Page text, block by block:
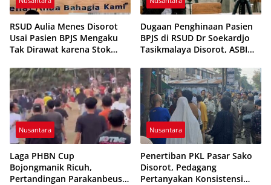
RSUD Aulia Menes Disorot
Usai Pasien BPJS Mengaku
Tak Dirawat karena Stok
Dugaan Penghinaan Pasien
BPJS di RSUD Dr Soekardjo
Tasikmalaya Disorot, ASBI
Etika Pelayanan
Nusantara
Laga PHBN Cup
Bojongmanik Ricuh,
Pertandingan Parakanbeusi
Nusantara
Penertiban PKL Pasar Sako
Disorot, Pedagang
Pertanyakan Konsistensi